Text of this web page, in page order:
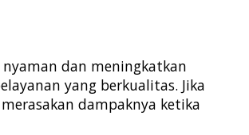
dan meningkatkan
yang berkualitas. Jika
dampaknya ketika